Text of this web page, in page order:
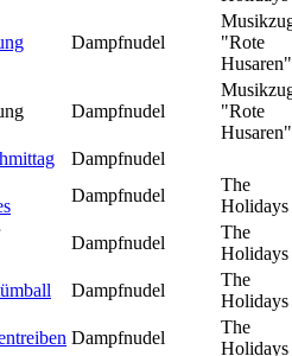
Dampfnudel
"Rote
Husaren"
Dampfnudel
"Rote
Husaren"
Dampfnudel
Dampfnudel
The
Holidays
Dampfnudel
The
Holidays
Dampfnudel
The
Holidays
Dampfnudel
The
Holidays